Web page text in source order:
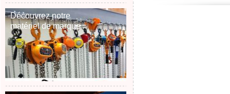
Découvrez notre
matériel de marque